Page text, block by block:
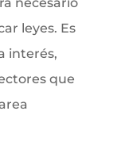
leyes. Es
interés,
que